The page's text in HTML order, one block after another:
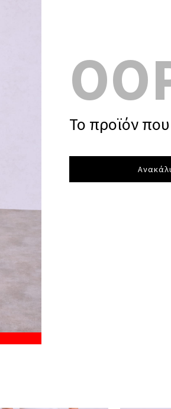
Το προϊόν που